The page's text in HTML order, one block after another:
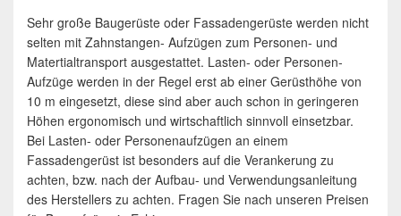
Sehr große Baugerüste oder Fassadengerüste werden nicht
selten mit Zahnstangen- Aufzügen zum Personen- und
Matertialtransport ausgestattet. Lasten- oder Personen-
Aufzüge werden in der Regel erst ab einer Gerüsthöhe von
10 m eingesetzt, diese sind aber auch schon in geringeren
Höhen ergonomisch und wirtschaftlich sinnvoll einsetzbar.
Bei Lasten- oder Personenaufzügen an einem
Fassadengerüst ist besonders auf die Verankerung zu
achten, bzw. nach der Aufbau- und Verwendungsanleitung
des Herstellers zu achten. Fragen Sie nach unseren Preisen